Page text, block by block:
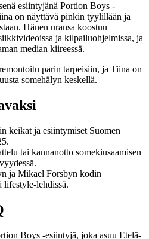
esiintyjänä Portion Boys -
on näyttävä pinkin tyylillään ja
Hänen uransa koostuu
ja kilpailuohjelmissa, ja
median kiireessä.
parin tarpeisiin, ja Tiina on
somehälyn keskellä.
keikat ja esiintymiset Suomen
tai kannanotto somekiusaamisen
ja Mikael Forsbyn kodin
lifestyle-lehdissä.
Boys -esiintyjä, joka asuu Etelä-